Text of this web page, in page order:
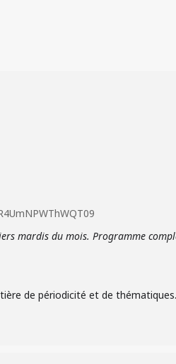
mardis du mois. Programme
de périodicité et de thématiques.